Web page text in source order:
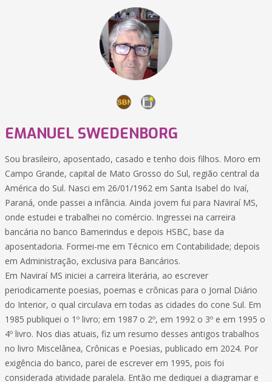
EMANUEL SWEDENBORG
Sou brasileiro, aposentado, casado e tenho dois filhos. Moro em
Campo Grande, capital de Mato Grosso do Sul, região central da
América do Sul. Nasci em 26/01/1962 em Santa Isabel do Ivaí,
Paraná, onde passei a infância. Ainda jovem fui para Naviraí MS,
onde estudei e trabalhei no comércio. Ingressei na carreira
bancária no banco Bamerindus e depois HSBC, base da
aposentadoria. Formei-me em Técnico em Contabilidade; depois
em Administração, exclusiva para Bancários.
Em Naviraí MS iniciei a carreira literária, ao escrever
periodicamente poesias, poemas e crônicas para o Jornal Diário
do Interior, o qual circulava em todas as cidades do cone Sul. Em
1985 publiquei o 1º livro; em 1987 o 2º, em 1992 o 3º e em 1995 o
4º livro. Nos dias atuais, fiz um resumo desses antigos trabalhos
no livro Miscelânea, Crônicas e Poesias, publicado em 2024. Por
exigência do banco, parei de escrever em 1995, pois foi
considerada atividade paralela. Então me dediquei a diagramar e